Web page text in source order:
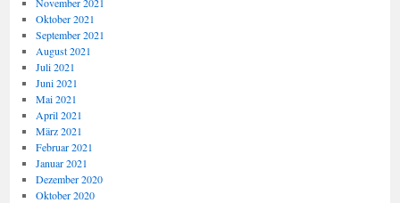
Oktober 2021
September 2021
August 2021
Juli 2021
Juni 2021
Mai 2021
April 2021
März 2021
Februar 2021
Januar 2021
Dezember 2020
Oktober 2020